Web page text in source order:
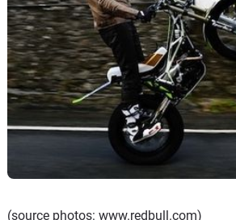
(source photos: www.redbull.com)